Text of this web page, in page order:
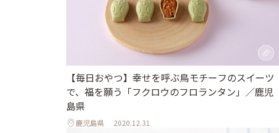
【毎日おやつ】幸せを呼ぶ鳥モチーフのスイーツ
で、福を願う「フクロウのフロランタン」／鹿児
島県
鹿児島県 2020.12.31